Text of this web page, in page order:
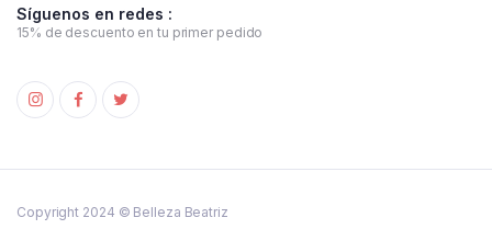
Síguenos en redes :
15% de descuento en tu primer pedido
Copyright 2024 © Belleza Beatriz